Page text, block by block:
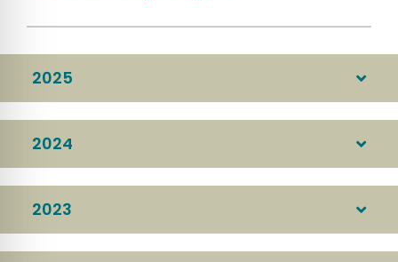
2025
2024
2023